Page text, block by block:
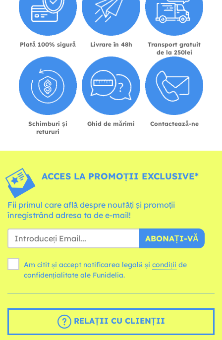
Plată 100% sigură Livrare în 48h
Transport gratuit
de la 250lei
Schimburi și
retururi
Ghid de mărimi Contactează-ne
ACCES LA PROMOȚII EXCLUSIVE*
Fii primul care află despre noutăți și promoții
înregistrând adresa ta de e-mail!
ABONAȚI-VĂ
Am citit și accept notificarea legală și condiții
confidențialitate ale Funidelia.
RELAȚII CU CLIENȚII